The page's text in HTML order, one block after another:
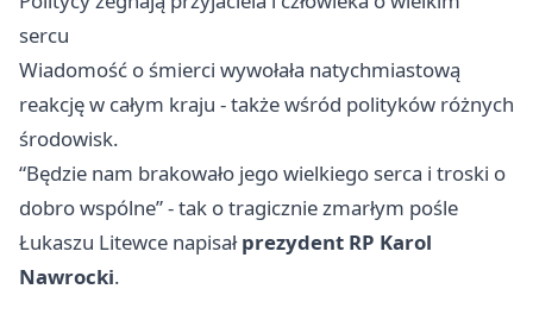
sercu
Wiadomość o śmierci wywołała natychmiastową
reakcję w całym kraju - także wśród polityków różnych
środowisk.
“Będzie nam brakowało jego wielkiego serca i troski o
dobro wspólne” - tak o tragicznie zmarłym pośle
Łukaszu Litewce napisałprezydent RP Karol
Nawrocki.